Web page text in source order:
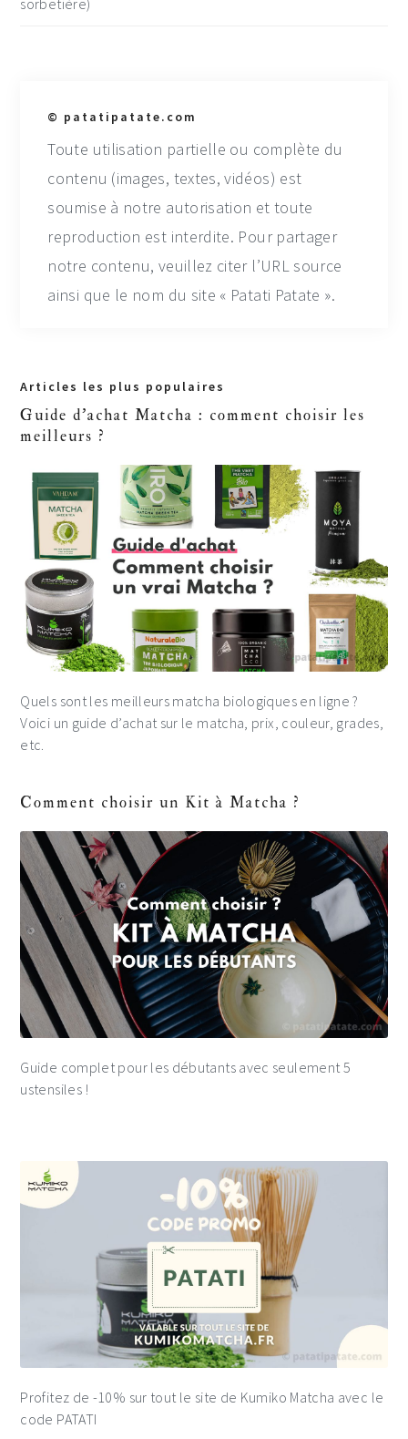
sorbetière)
© patatipatate.com
Toute utilisation partielle ou complète du
contenu (images, textes, vidéos) est
soumise à notre autorisation et toute
reproduction est interdite. Pour partager
notre contenu, veuillez citer l’URL source
ainsi que le nom du site « Patati Patate ».
Primary
Sidebar
Articles les plus populaires
Guide d'achat Matcha : comment choisir les
meilleurs ?
Quels sont les meilleurs matcha biologiques en ligne ?
Voici un guide d’achat sur le matcha, prix, couleur, grades,
etc.
Comment choisir un Kit à Matcha ?
Guide complet pour les débutants avec seulement 5
ustensiles !
Profitez de -10% sur tout le site de Kumiko Matcha avec le
code PATATI